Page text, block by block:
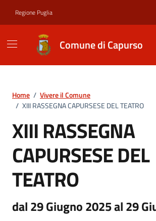
Regione Puglia
Comune di Capurso
Home / Vivere il Comune
/ XIII RASSEGNA CAPURSESE DEL TEATRO
XIII RASSEGNA
CAPURSESE DEL
TEATRO
dal 29 Giugno 2025 al 29